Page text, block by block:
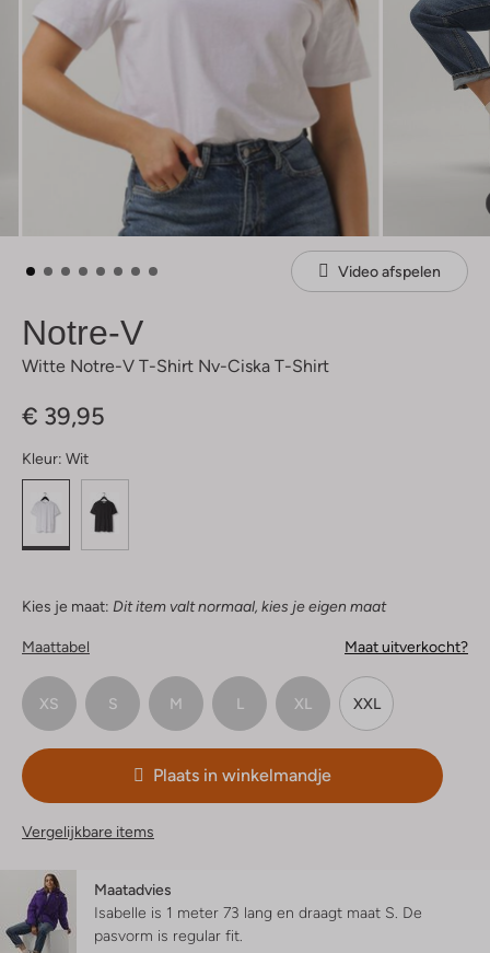
Video afspelen
Notre-V
Witte Notre-V T-Shirt Nv-Ciska T-Shirt
€ 39,95
Kleur: Wit
Kies je maat: Dit item valt normaal, kies je eigen maat
Maattabel Maat uitverkocht?
XS S M L XL XXL
Plaats in winkelmandje
Vergelijkbare items
Maatadvies
Isabelle is 1 meter 73 lang en draagt maat S. De
pasvorm is regular fit